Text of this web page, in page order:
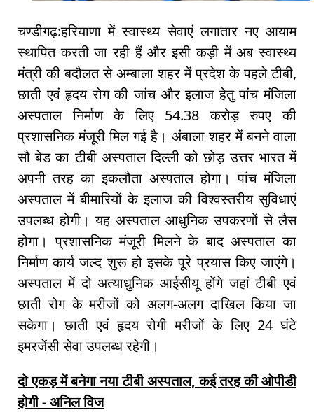
चण्डीगढ़:हरियाणा में स्वास्थ्य सेवाएं लगातार नए आयाम
स्थापित करती जा रही हैं और इसी कड़ी में अब स्वास्थ्य
मंत्री की बदौलत से अम्बाला शहर में प्रदेश के पहले टीबी,
छाती एवं हृदय रोग की जांच और इलाज हेतु पांच मंजिला
अस्पताल निर्माण के लिए 54.38 करोड़ रुपए की
प्रशासनिक मंजूरी मिल गई है। अंबाला शहर में बनने वाला
सौ बेड का टीबी अस्पताल दिल्ली को छोड़ उत्तर भारत में
अपनी तरह का इकलौता अस्पताल होगा। पांच मंजिला
अस्पताल में बीमारियों के इलाज की विश्वस्तरीय सुविधाएं
उपलब्ध होगी। यह अस्पताल आधुनिक उपकरणों से लैस
होगा। प्रशासनिक मंजूरी मिलने के बाद अस्पताल का
निर्माण कार्य जल्द शुरू हो इसके पूरे प्रयास किए जाएंगे।
अस्पताल में दो अत्याधुनिक आईसीयू होंगे जहां टीबी एवं
छाती रोग के मरीजों को अलग-अलग दाखिल किया जा
सकेगा। छाती एवं हृदय रोगी मरीजों के लिए 24 घंटे
इमरजेंसी सेवा उपलब्ध रहेगी।
दो एकड़ में बनेगा नया टीबी अस्पताल, कई तरह की ओपीडी
होगी - अनिल विज